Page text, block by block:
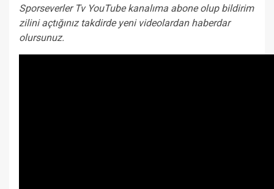
Sporseverler Tv YouTube kanalıma abone olup bildirim
zilini açtığınız takdirde yeni videolardan haberdar
olursunuz.